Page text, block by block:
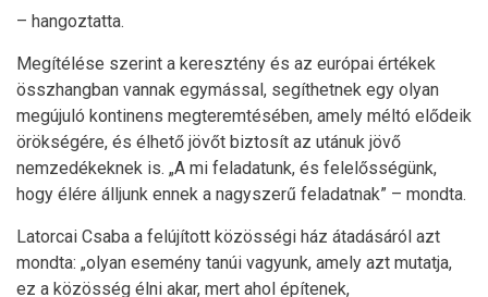
– hangoztatta.
Megítélése szerint a keresztény és az európai értékek
összhangban vannak egymással, segíthetnek egy olyan
megújuló kontinens megteremtésében, amely méltó elődeik
örökségére, és élhető jövőt biztosít az utánuk jövő
nemzedékeknek is. „A mi feladatunk, és felelősségünk,
hogy élére álljunk ennek a nagyszerű feladatnak” – mondta.
Latorcai Csaba a felújított közösségi ház átadásáról azt
mondta: „olyan esemény tanúi vagyunk, amely azt mutatja,
ez a közösség élni akar, mert ahol építenek,